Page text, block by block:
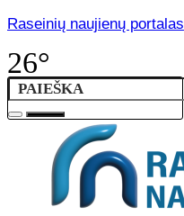
Raseinių naujienų portalas
26°